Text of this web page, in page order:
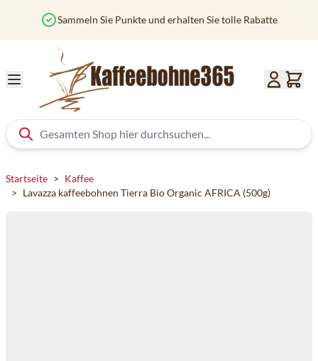
Sie Punkte und erhalten Sie tolle Rabatte
Startseite > Kaffee
> Lavazza kaffeebohnen Tierra Bio Organic AFRICA (500g)